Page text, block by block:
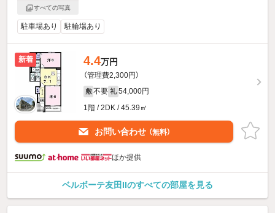
すべての写真
駐車場あり 駐輪場あり
新着 4.4万円
（管理費2,300円）
敷 不要 礼 54,000円
1階 / 2DK / 45.39㎡
お問い合わせ （無料）
ほか提供
ベルボーテ友田IIのすべての部屋を見る